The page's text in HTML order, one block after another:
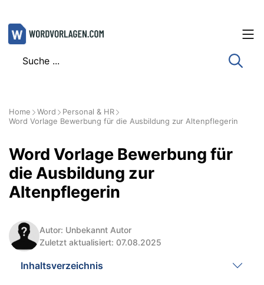
Zum
Inhalt
Home Word
Personal & HR
Word Vorlage Bewerbung für die Ausbildung zur Altenpflegerin
Word Vorlage Bewerbung für
die Ausbildung zur
Altenpflegerin
Autor: Unbekannt Autor
Zuletzt aktualisiert: 07.08.2025
Inhaltsverzeichnis